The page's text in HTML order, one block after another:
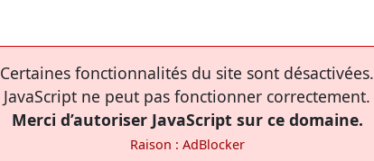
Certaines fonctionnalités du site sont désactivées.
JavaScript ne peut pas fonctionner correctement.
Merci d’autoriser JavaScript sur ce domaine.
Raison : AdBlocker